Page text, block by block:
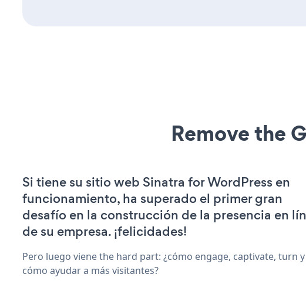
Remove the
Si tiene su sitio web Sinatra for WordPress en
funcionamiento, ha superado el primer gran
desafío en la construcción de la presencia en
de su empresa. ¡felicidades!
Pero luego viene the hard part: ¿cómo engage, captivate, turn y
cómo ayudar a más visitantes?